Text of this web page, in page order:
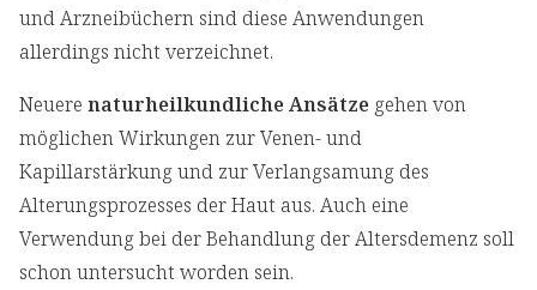
und Arzneibüchern sind diese Anwendungen
allerdings nicht verzeichnet.
Neuere naturheilkundliche Ansätze gehen von
möglichen Wirkungen zur Venen- und
Kapillarstärkung und zur Verlangsamung des
Alterungsprozesses der Haut aus. Auch eine
Verwendung bei der Behandlung der Altersdemenz soll
schon untersucht worden sein.